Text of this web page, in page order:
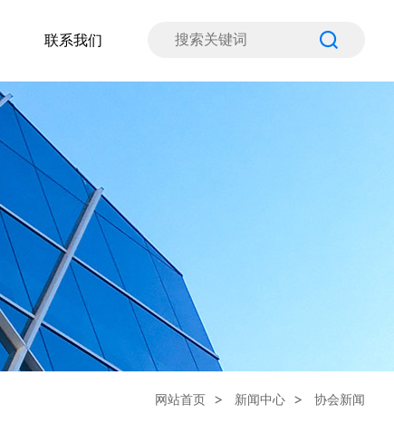
联系我们
网站首页 新闻中心 协会新闻